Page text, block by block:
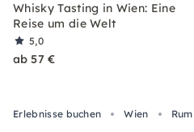
Whisky Tasting in Wien: Eine
Reise um die Welt
5,0
ab 57 €
Erlebnisse buchen Wien